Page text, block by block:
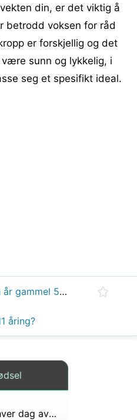
din, er det viktig å
betrodd voksen for råd
er forskjellig og det
sunn og lykkelig, i
seg et spesifikt ideal.
Hvordan kan en tretten år gammel 5 fot 7 stein 11 gutt få six pack?
åring?
Hvor mange barn dør hver dag av underernæring?